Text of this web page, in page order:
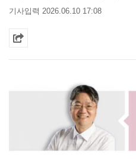
기사입력 2026.06.10 17:08